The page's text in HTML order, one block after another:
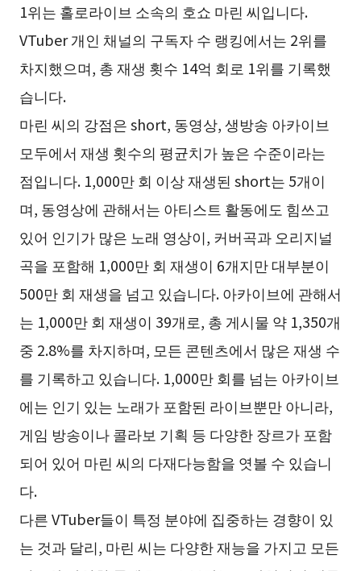
1위는 홀로라이브 소속의 호쇼 마린 씨입니다.
VTuber 개인 채널의 구독자 수 랭킹에서는 2위를
차지했으며, 총 재생 횟수 14억 회로 1위를 기록했
습니다.
마린 씨의 강점은 short, 동영상, 생방송 아카이브
모두에서 재생 횟수의 평균치가 높은 수준이라는
점입니다. 1,000만 회 이상 재생된 short는 5개이
며, 동영상에 관해서는 아티스트 활동에도 힘쓰고
있어 인기가 많은 노래 영상이, 커버곡과 오리지널
곡을 포함해 1,000만 회 재생이 6개지만 대부분이
500만 회 재생을 넘고 있습니다. 아카이브에 관해서
는 1,000만 회 재생이 39개로, 총 게시물 약 1,350개
중 2.8%를 차지하며, 모든 콘텐츠에서 많은 재생 수
를 기록하고 있습니다. 1,000만 회를 넘는 아카이브
에는 인기 있는 노래가 포함된 라이브뿐만 아니라,
게임 방송이나 콜라보 기획 등 다양한 장르가 포함
되어 있어 마린 씨의 다재다능함을 엿볼 수 있습니
다.
다른 VTuber들이 특정 분야에 집중하는 경향이 있
는 것과 달리, 마린 씨는 다양한 재능을 가지고 모든